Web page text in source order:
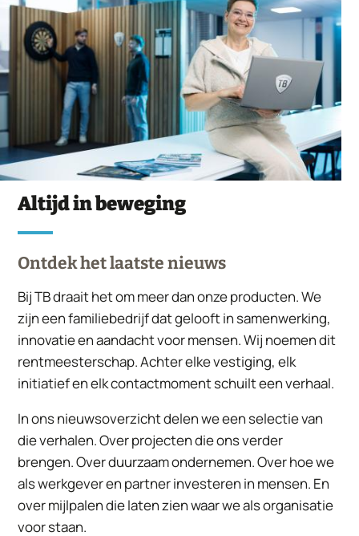
Altijd in beweging
Ontdek het laatste nieuws
Bij TB draait het om meer dan onze producten. We
zijn een familiebedrijf dat gelooft in samenwerking,
innovatie en aandacht voor mensen. Wij noemen dit
rentmeesterschap. Achter elke vestiging, elk
initiatief en elk contactmoment schuilt een verhaal.
In ons nieuwsoverzicht delen we een selectie van
die verhalen. Over projecten die ons verder
brengen. Over duurzaam ondernemen. Over hoe we
als werkgever en partner investeren in mensen. En
over mijlpalen die laten zien waar we als organisatie
voor staan.